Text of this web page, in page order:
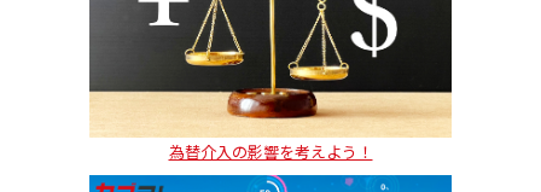
為替介入の影響を考えよう！